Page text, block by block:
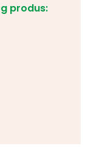
produs: